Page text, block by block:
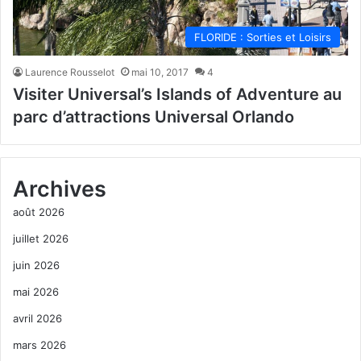
FLORIDE : Sorties et Loisirs
Laurence Rousselot mai 10, 2017 4
Visiter Universal’s Islands of Adventure au
parc d’attractions Universal Orlando
Archives
août 2026
juillet 2026
juin 2026
mai 2026
avril 2026
mars 2026